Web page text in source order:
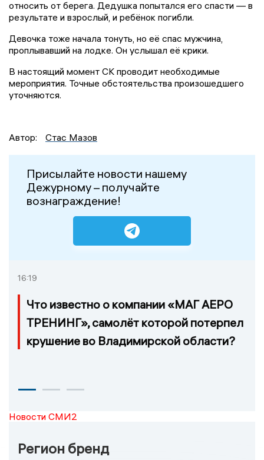
относить от берега. Дедушка попытался его спасти — в
результате и взрослый, и ребёнок погибли.
Девочка тоже начала тонуть, но её спас мужчина,
проплывавший на лодке. Он услышал её крики.
В настоящий момент СК проводит необходимые
мероприятия. Точные обстоятельства произошедшего
уточняются.
Автор: Стас Мазов
Присылайте новости нашему
Дежурному – получайте
вознаграждение!
16:19
Что известно о компании «МАГ АЕРО
ТРЕНИНГ», самолёт которой потерпел
крушение во Владимирской области?
Новости СМИ2
Регион бренд